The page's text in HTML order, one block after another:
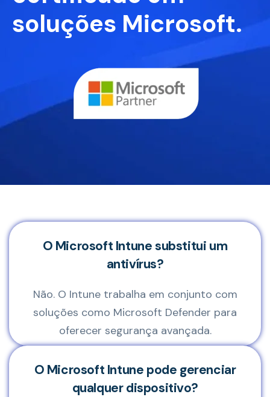
soluções Microsoft.
O Microsoft Intune substitui um
antivírus?
Não. O Intune trabalha em conjunto com
soluções como Microsoft Defender para
oferecer segurança avançada.
O Microsoft Intune pode gerenciar
qualquer dispositivo?